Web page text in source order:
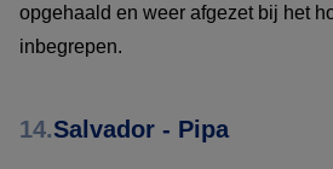
opgehaald en weer afgezet bij het
inbegrepen.
14.Salvador - Pipa